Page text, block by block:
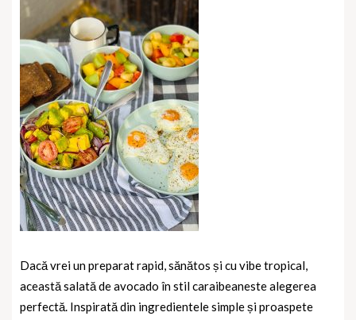
Dacă vrei un preparat rapid, sănătos și cu vibe tropical,
aceastăsalată de avocado în stil caraibeaneste alegerea
perfectă. Inspirată din ingredientele simple și proaspete